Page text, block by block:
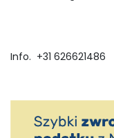
Info. +31 626621486